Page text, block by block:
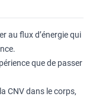
au flux d’énergie qui
que de passer
CNV dans le corps,